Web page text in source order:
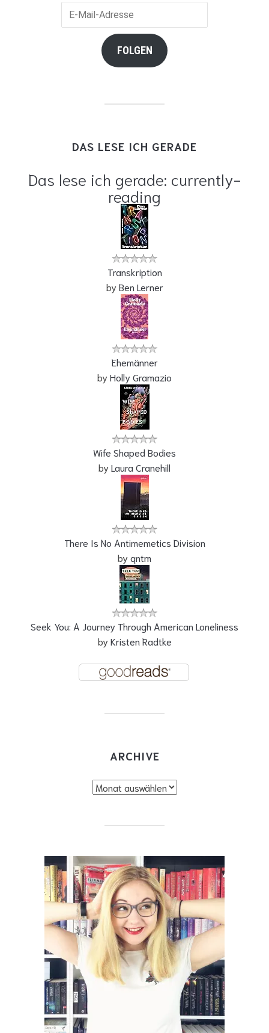
FOLGEN
DAS LESE ICH GERADE
Das lese ich gerade: currently-
reading
Transkription
byBen Lerner
Ehemänner
byHolly Gramazio
Wife Shaped Bodies
byLaura Cranehill
There Is No Antimemetics Division
byqntm
Seek You: A Journey Through American Loneliness
byKristen Radtke
ARCHIVE